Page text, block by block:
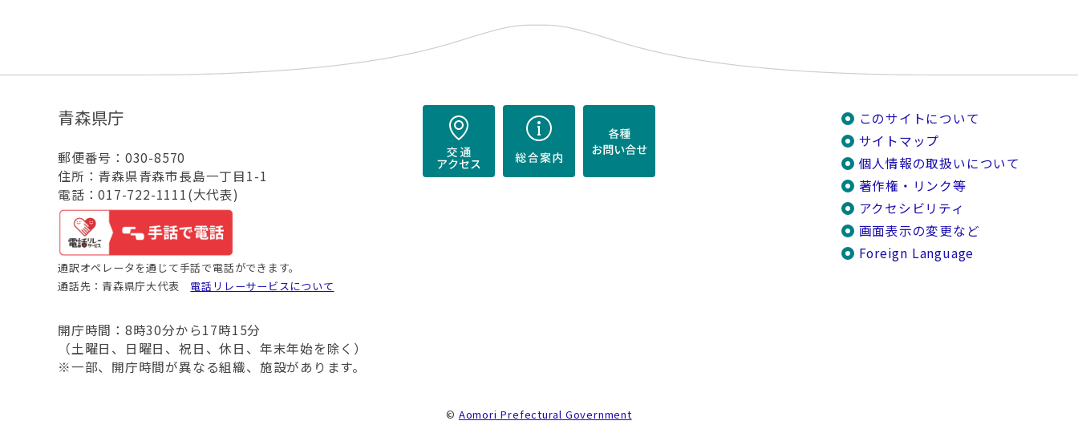
青森県庁
郵便番号：030-8570
住所：青森県青森市長島一丁目1-1
電話：017-722-1111(大代表)
通訳オペレータを通じて手話で電話ができます。
通話先：青森県庁大代表 電話リレーサービスについて
開庁時間：8時30分から17時15分
（土曜日、日曜日、祝日、休日、年末年始を除く）
※一部、開庁時間が異なる組織、施設があります。
このサイトについて
サイトマップ
個人情報の取扱いについて
著作権・リンク等
アクセシビリティ
画面表示の変更など
Foreign Language
© Aomori Prefectural Government